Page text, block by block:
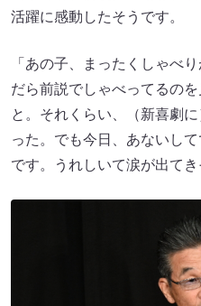
活躍に感動したそうです。
「あの子、まったくしゃべ
だら前説でしゃべってるの
と。それくらい、（新喜劇
った。でも今日、あないし
です。うれしいて涙が出てき